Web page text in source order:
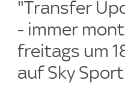
"Transfer
- immer
freitags um
auf Sky